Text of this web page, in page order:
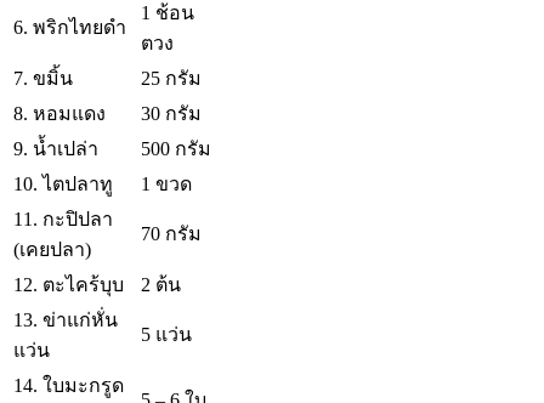
6. พริกไทยดำ
1 ช้อน
ตวง
7. ขมิ้น
25 กรัม
8. หอมแดง
30 กรัม
9. น้ำเปล่า
500 กรัม
10. ไตปลาทู
1 ขวด
11. กะปิปลา
(เคยปลา)
70 กรัม
12. ตะไคร้บุบ
2 ต้น
13. ข่าแก่หั่น
แว่น
5 แว่น
14. ใบมะกรูด